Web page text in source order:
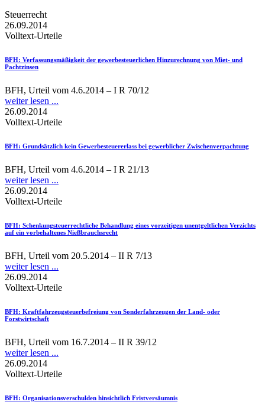
Steuerrecht
26.09.2014
Volltext-Urteile
BFH: Verfassungsmäßigkeit der gewerbesteuerlichen Hinzurechnung von Miet- und
Pachtzinsen
BFH, Urteil vom 4.6.2014 – I R 70/12
weiter lesen ...
26.09.2014
Volltext-Urteile
BFH: Grundsätzlich kein Gewerbesteuererlass bei gewerblicher Zwischenverpachtung
BFH, Urteil vom 4.6.2014 – I R 21/13
weiter lesen ...
26.09.2014
Volltext-Urteile
BFH: Schenkungsteuerrechtliche Behandlung eines vorzeitigen unentgeltlichen Verzichts
auf ein vorbehaltenes Nießbrauchsrecht
BFH, Urteil vom 20.5.2014 – II R 7/13
weiter lesen ...
26.09.2014
Volltext-Urteile
BFH: Kraftfahrzeugsteuerbefreiung von Sonderfahrzeugen der Land- oder
Forstwirtschaft
BFH, Urteil vom 16.7.2014 – II R 39/12
weiter lesen ...
26.09.2014
Volltext-Urteile
BFH: Organisationsverschulden hinsichtlich Fristversäumnis